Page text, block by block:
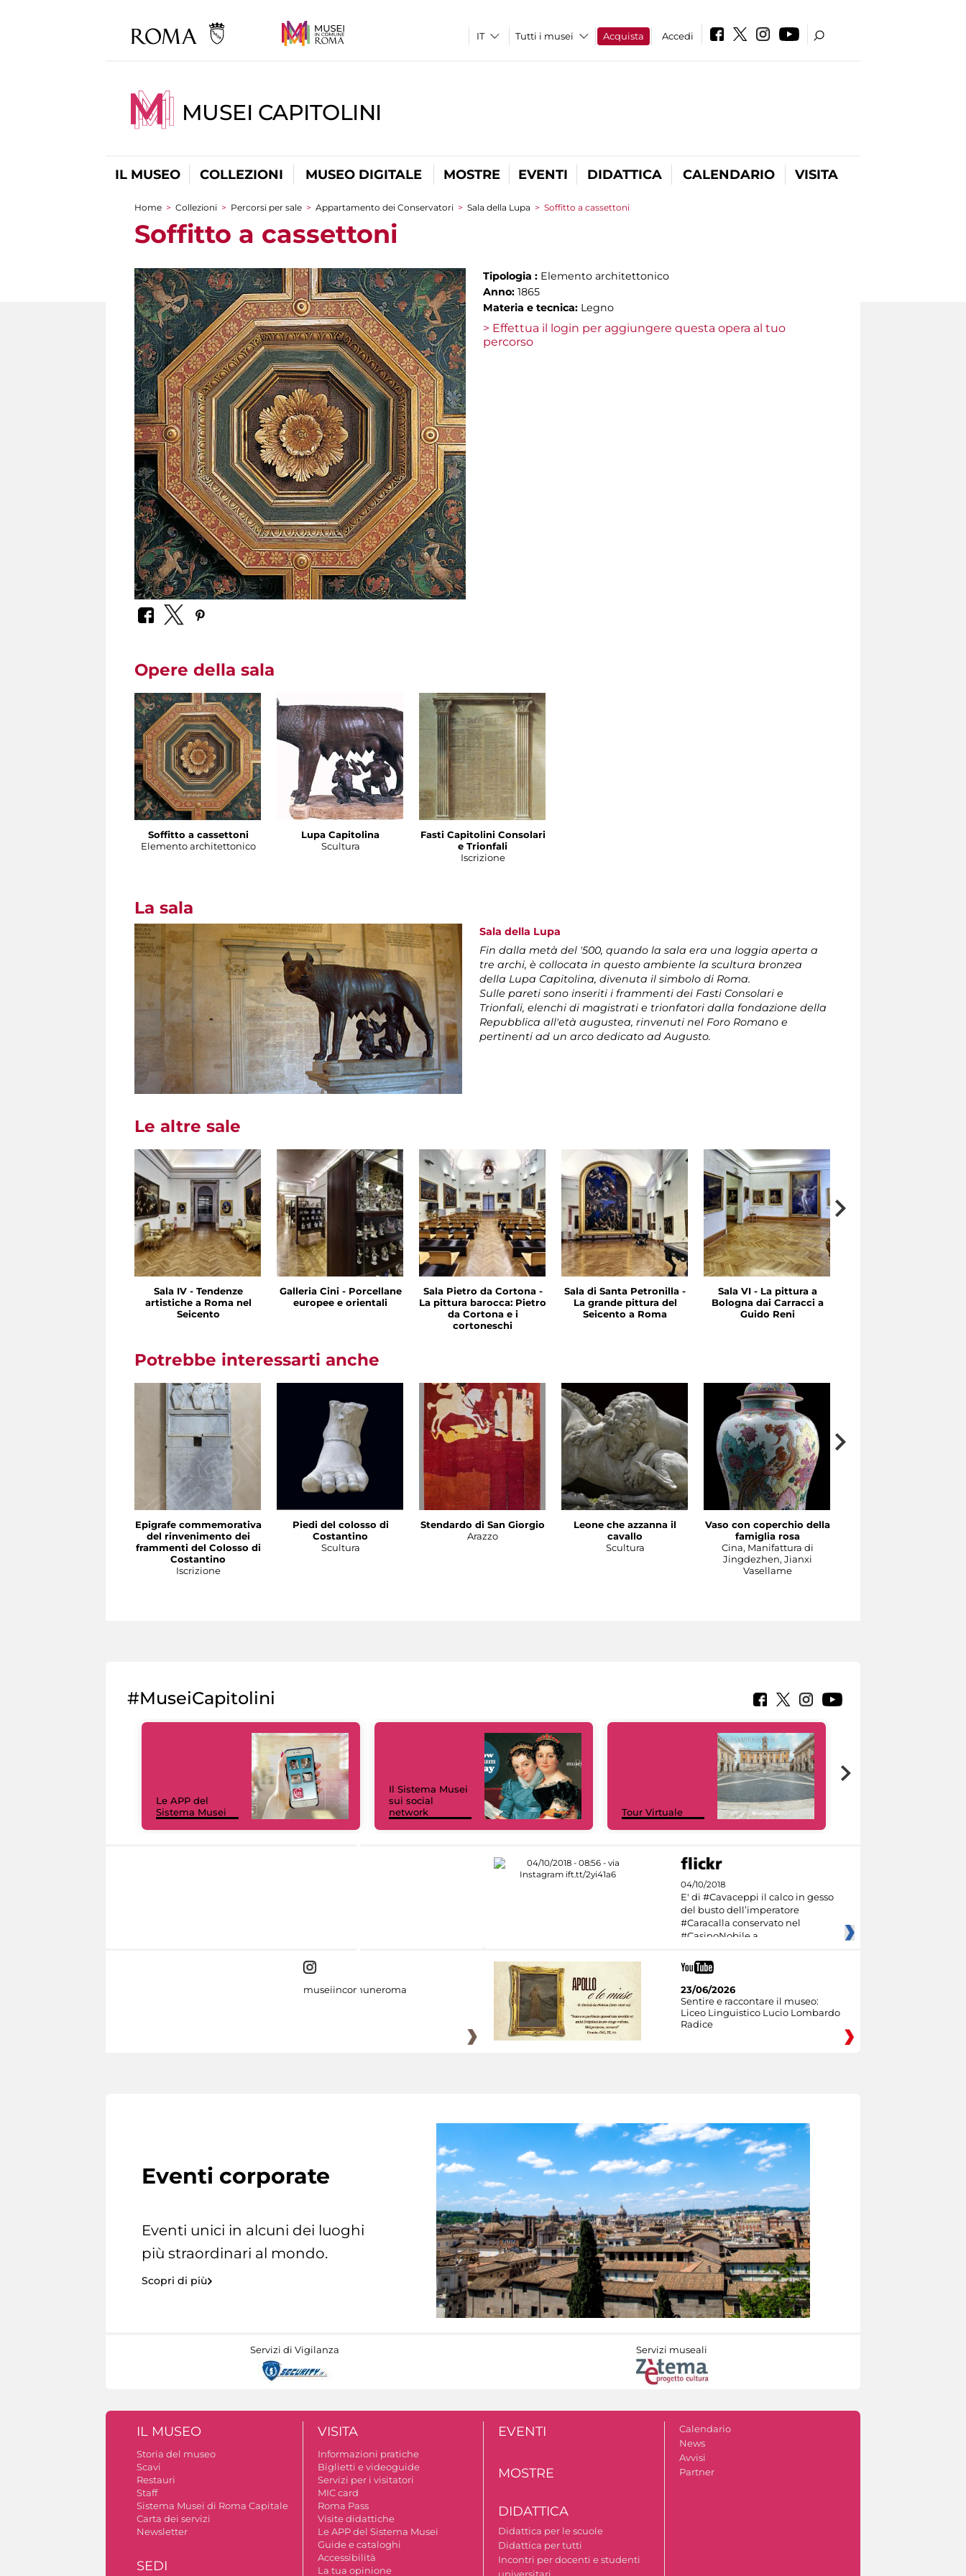
Tutti i musei Acquista Accedi
MUSEI CAPITOLINI
IL MUSEO COLLEZIONI MUSEO DIGITALE MOSTRE EVENTI DIDATTICA CALENDARIO VISITA
Tu sei qui
Home > Collezioni > Percorsi per sale > Appartamento dei Conservatori > Sala della Lupa > Soffitto a cassettoni
Soffitto a cassettoni
Tipologia : Elemento architettonico
Anno: 1865
Materia e tecnica: Legno
> Effettua il login per aggiungere questa opera al tuo
percorso
Opere della sala
Soffitto a cassettoni
Elemento architettonico
Lupa Capitolina
Scultura
Fasti Capitolini Consolari
e Trionfali
Iscrizione
La sala
Sala della Lupa
Fin dalla metà del '500, quando la sala era una loggia aperta a
tre archi, è collocata in questo ambiente la scultura bronzea
della Lupa Capitolina, divenuta il simbolo di Roma.
Sulle pareti sono inseriti i frammenti dei Fasti Consolari e
Trionfali, elenchi di magistrati e trionfatori dalla fondazione della
Repubblica all'età augustea, rinvenuti nel Foro Romano e
pertinenti ad un arco dedicato ad Augusto.
Le altre sale
Sala IV - Tendenze
artistiche a Roma nel
Seicento
Galleria Cini - Porcellane
europee e orientali
Sala Pietro da Cortona -
La pittura barocca: Pietro
da Cortona e i
cortoneschi
Sala di Santa Petronilla -
La grande pittura del
Seicento a Roma
Sala VI - La pittura a
Bologna dai Carracci a
Guido Reni
Potrebbe interessarti anche
Epigrafe commemorativa
del rinvenimento dei
frammenti del Colosso di
Costantino
Iscrizione
Piedi del colosso di
Costantino
Scultura
Stendardo di San Giorgio
Arazzo
Leone che azzanna il
cavallo
Scultura
Vaso con coperchio della
famiglia rosa
Cina, Manifattura di
Jingdezhen, Jianxi
Vasellame
#MuseiCapitolini
Le APP del
Sistema Musei
Il Sistema Musei
sui social
network
Tour Virtuale
04/10/2018
E' di #Cavaceppi il calco in gesso
del busto dell’imperatore
#Caracalla conservato nel
#CasinoNobile a
museiincomuneroma
23/06/2026
Sentire e raccontare il museo:
Liceo Linguistico Lucio Lombardo
Radice
Eventi corporate
Eventi unici in alcuni dei luoghi
più straordinari al mondo.
Scopri di più
Servizi di Vigilanza Servizi museali
IL MUSEO
Storia del museo
Scavi
Restauri
Staff
Sistema Musei di Roma Capitale
Carta dei servizi
Newsletter
SEDI
VISITA
Informazioni pratiche
Biglietti e videoguide
Servizi per i visitatori
MIC card
Roma Pass
Visite didattiche
Le APP del Sistema Musei
Guide e cataloghi
Accessibilità
La tua opinione
EVENTI
MOSTRE
DIDATTICA
Didattica per le scuole
Didattica per tutti
Incontri per docenti e studenti
Calendario
News
Avvisi
Partner